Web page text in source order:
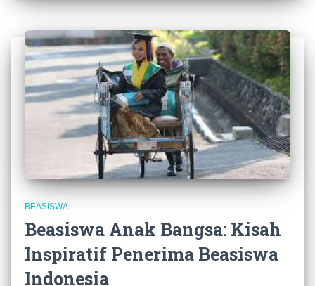
BEASISWA
Beasiswa Anak Bangsa: Kisah
Inspiratif Penerima Beasiswa
Indonesia